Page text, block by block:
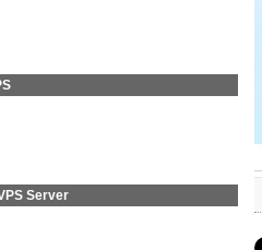
Server